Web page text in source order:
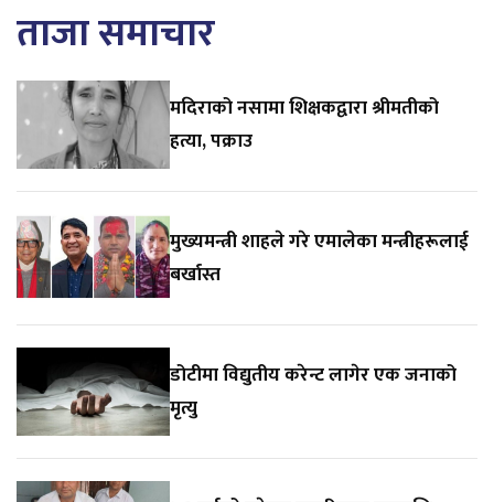
ताजा समाचार
मदिराको नसामा शिक्षकद्वारा श्रीमतीको
हत्या, पक्राउ
मुख्यमन्त्री शाहले गरे एमालेका मन्त्रीहरूलाई
बर्खास्त
डोटीमा विद्युतीय करेन्ट लागेर एक जनाको
मृत्यु